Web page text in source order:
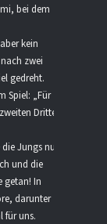
bei dem
kein
zwei
gedreht.
Spiel: „Für
Drittel
Jungs nur
und die
getan! In
darunter
für uns.